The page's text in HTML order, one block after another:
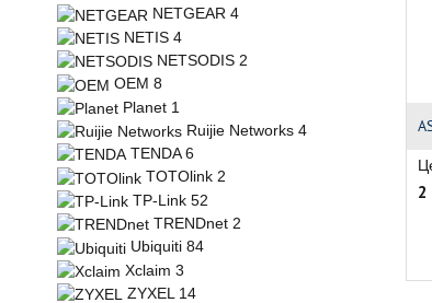
NETGEAR 4
NETIS 4
NETSODIS 2
OEM 8
Planet 1
Ruijie Networks 4
TENDA 6
TOTOlink 2
TP-Link 52
TRENDnet 2
Ubiquiti 84
Xclaim 3
ZYXEL 14
2